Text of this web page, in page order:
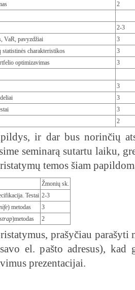
2
2-3
VaR, pavyzdžiai
3
charakteristikos
3
optimizavimas
3
3
3
3
2
ir dar bus norinčių
seminarą sutartu laiku,
temos šiam
Žmonių sk.
Testai 2-3
) metodas
3
)metodas 2
prašyčiau parašyti
el. pašto adresus), kad
prezentacijai.